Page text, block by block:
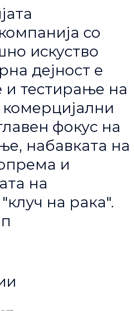
со
искуство
дејност е
тестирање на
фокус на
набавката на
и
на
на рака".